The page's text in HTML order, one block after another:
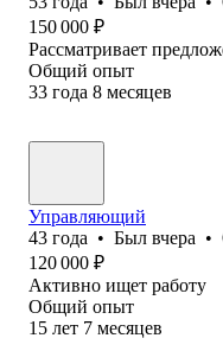
150 000 ₽
Рассматривает
Общий опыт
33 года 8 месяцев
Управляющий
43 года • Был вчера •
120 000 ₽
Активно ищет работу
Общий опыт
15 лет 7 месяцев